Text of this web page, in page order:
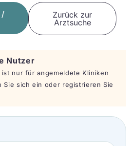
/
Zurück zur
Arztsuche
Nutzer
ist nur für angemeldete Kliniken
Sie sich ein oder registrieren Sie